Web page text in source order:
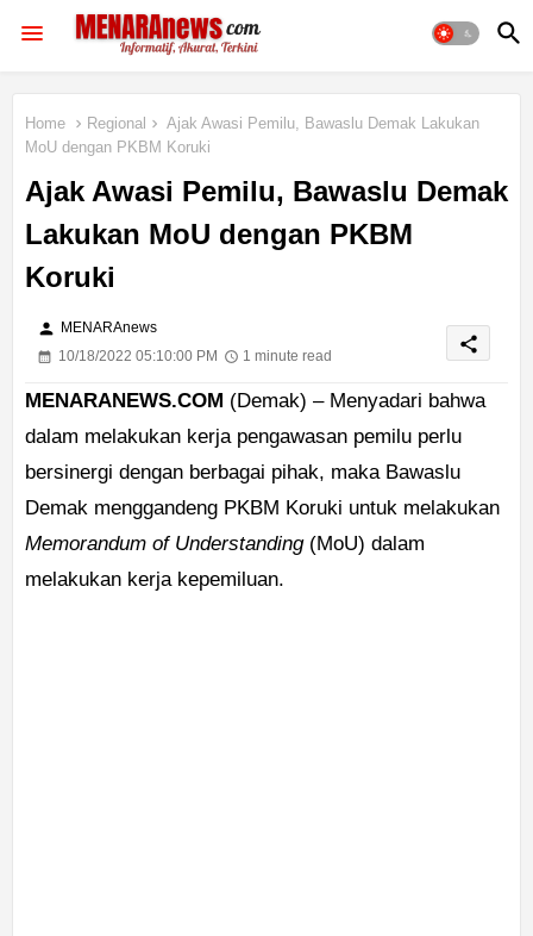
Home Regional
Ajak Awasi Pemilu, Bawaslu Demak Lakukan
MoU dengan PKBM Koruki
Ajak Awasi Pemilu, Bawaslu Demak
Lakukan MoU dengan PKBM
Koruki
person MENARAnews
10/18/2022 05:10:00 PM
1 minute read
share
MENARANEWS.COM (Demak) – Menyadari bahwa
dalam melakukan kerja pengawasan pemilu perlu
bersinergi dengan berbagai pihak, maka Bawaslu
Demak menggandeng PKBM Koruki untuk melakukan
Memorandum of Understanding(MoU) dalam
melakukan kerja kepemiluan.